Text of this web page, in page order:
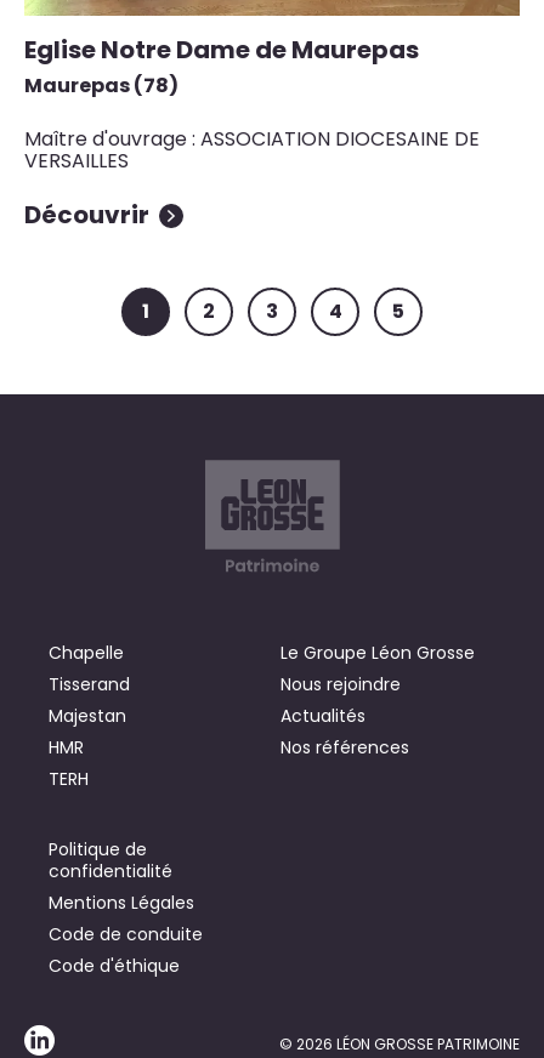
Eglise Notre Dame de Maurepas
Maurepas (78)
Maître d'ouvrage : ASSOCIATION DIOCESAINE DE
VERSAILLES
Découvrir
1 2 3 4 5
Chapelle
Tisserand
Majestan
HMR
TERH
Le Groupe Léon Grosse
Nous rejoindre
Actualités
Nos références
Politique de
confidentialité
Mentions Légales
Code de conduite
Code d'éthique
© 2026 LÉON GROSSE PATRIMOINE